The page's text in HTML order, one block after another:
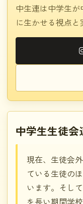
中生連は中学生
に生かせる視点と
中学生生徒
現在、生徒会
ている生徒の
います。そし
を長い期間学